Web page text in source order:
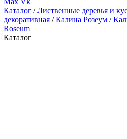
Max Vk
Каталог /Лиственные деревья и
декоративная /Калина Розеум /
Roseum
Каталог